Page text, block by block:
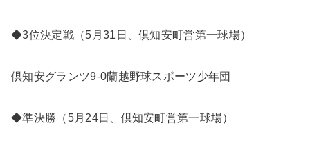
◆3位決定戦（5月31日、倶知安町営第一球場）
倶知安グランツ9-0蘭越野球スポーツ少年団
◆準決勝（5月24日、倶知安町営第一球場）